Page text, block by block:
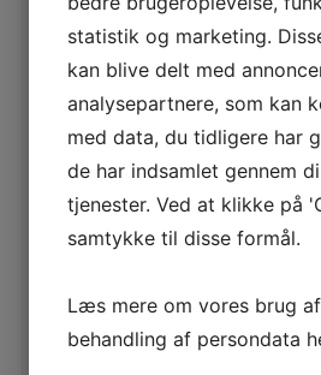
SPAR 10%
STIHL RE 110
HØJTRYKSRENSER
Stihl Højtryksrenser RE 110
Stihl Højtryksrenser RE 110
er en komfortabel og
bekvem højtryksrenser
1.850,00kr.
statistik og marketing.
kan blive delt med
analysepartnere, som kan
med data, du tidligere har
de har indsamlet gennem
tjenester. Ved at klikke på
samtykke til disse formål.
Læs mere om vores brug
behandling af persondata